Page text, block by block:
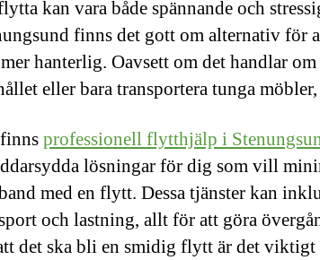
kan vara både spännande och
finns det gott om alternativ för
hanterlig. Oavsett om det handlar
eller bara transportera tunga
professionell flytthjälp i
lösningar för dig som vill
med en flytt. Dessa tjänster kan
och lastning, allt för att göra
det ska bli en smidig flytt är det